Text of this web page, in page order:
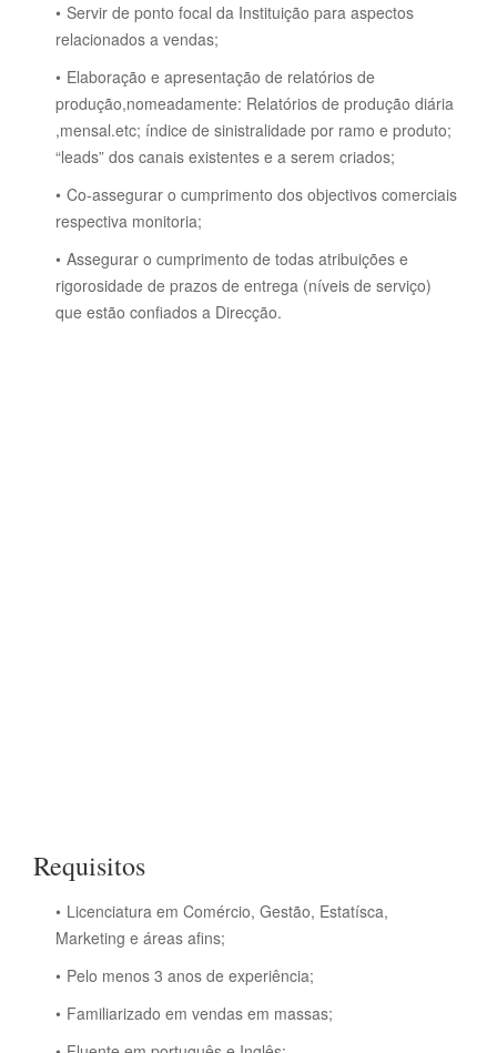
Servir de ponto focal da Instituição para aspectos
relacionados a vendas;
Elaboração e apresentação de relatórios de
produção,nomeadamente: Relatórios de produção diária
,mensal.etc; índice de sinistralidade por ramo e produto;
“leads” dos canais existentes e a serem criados;
Co-assegurar o cumprimento dos objectivos comerciais
respectiva monitoria;
Assegurar o cumprimento de todas atribuições e
rigorosidade de prazos de entrega (níveis de serviço)
que estão confiados a Direcção.
Requisitos
Licenciatura em Comércio, Gestão, Estatísca,
Marketing e áreas afins;
Pelo menos 3 anos de experiência;
Familiarizado em vendas em massas;